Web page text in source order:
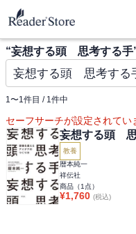
“妄想する頭 思考する手
1〜1件目 / 1件中
セーフサーチが設定されてい
妄想する頭
教養
暦本純一
祥伝社
商品（1 点）
¥1,760 (税込)